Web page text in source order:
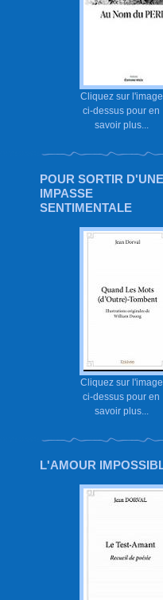
Cliquez sur l'image
ci-dessus pour en
savoir plus...
POUR SORTIR D'UNE
IMPASSE
SENTIMENTALE
Cliquez sur l'image
ci-dessus pour en
savoir plus...
L'AMOUR